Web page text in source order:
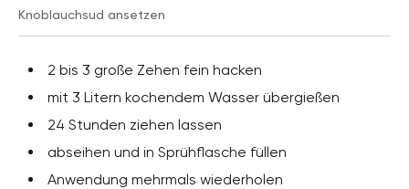
Knoblauchsud ansetzen
2 bis 3 große Zehen fein hacken
mit 3 Litern kochendem Wasser übergießen
24 Stunden ziehen lassen
abseihen und in Sprühflasche füllen
Anwendung mehrmals wiederholen